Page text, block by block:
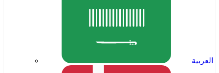
العربية